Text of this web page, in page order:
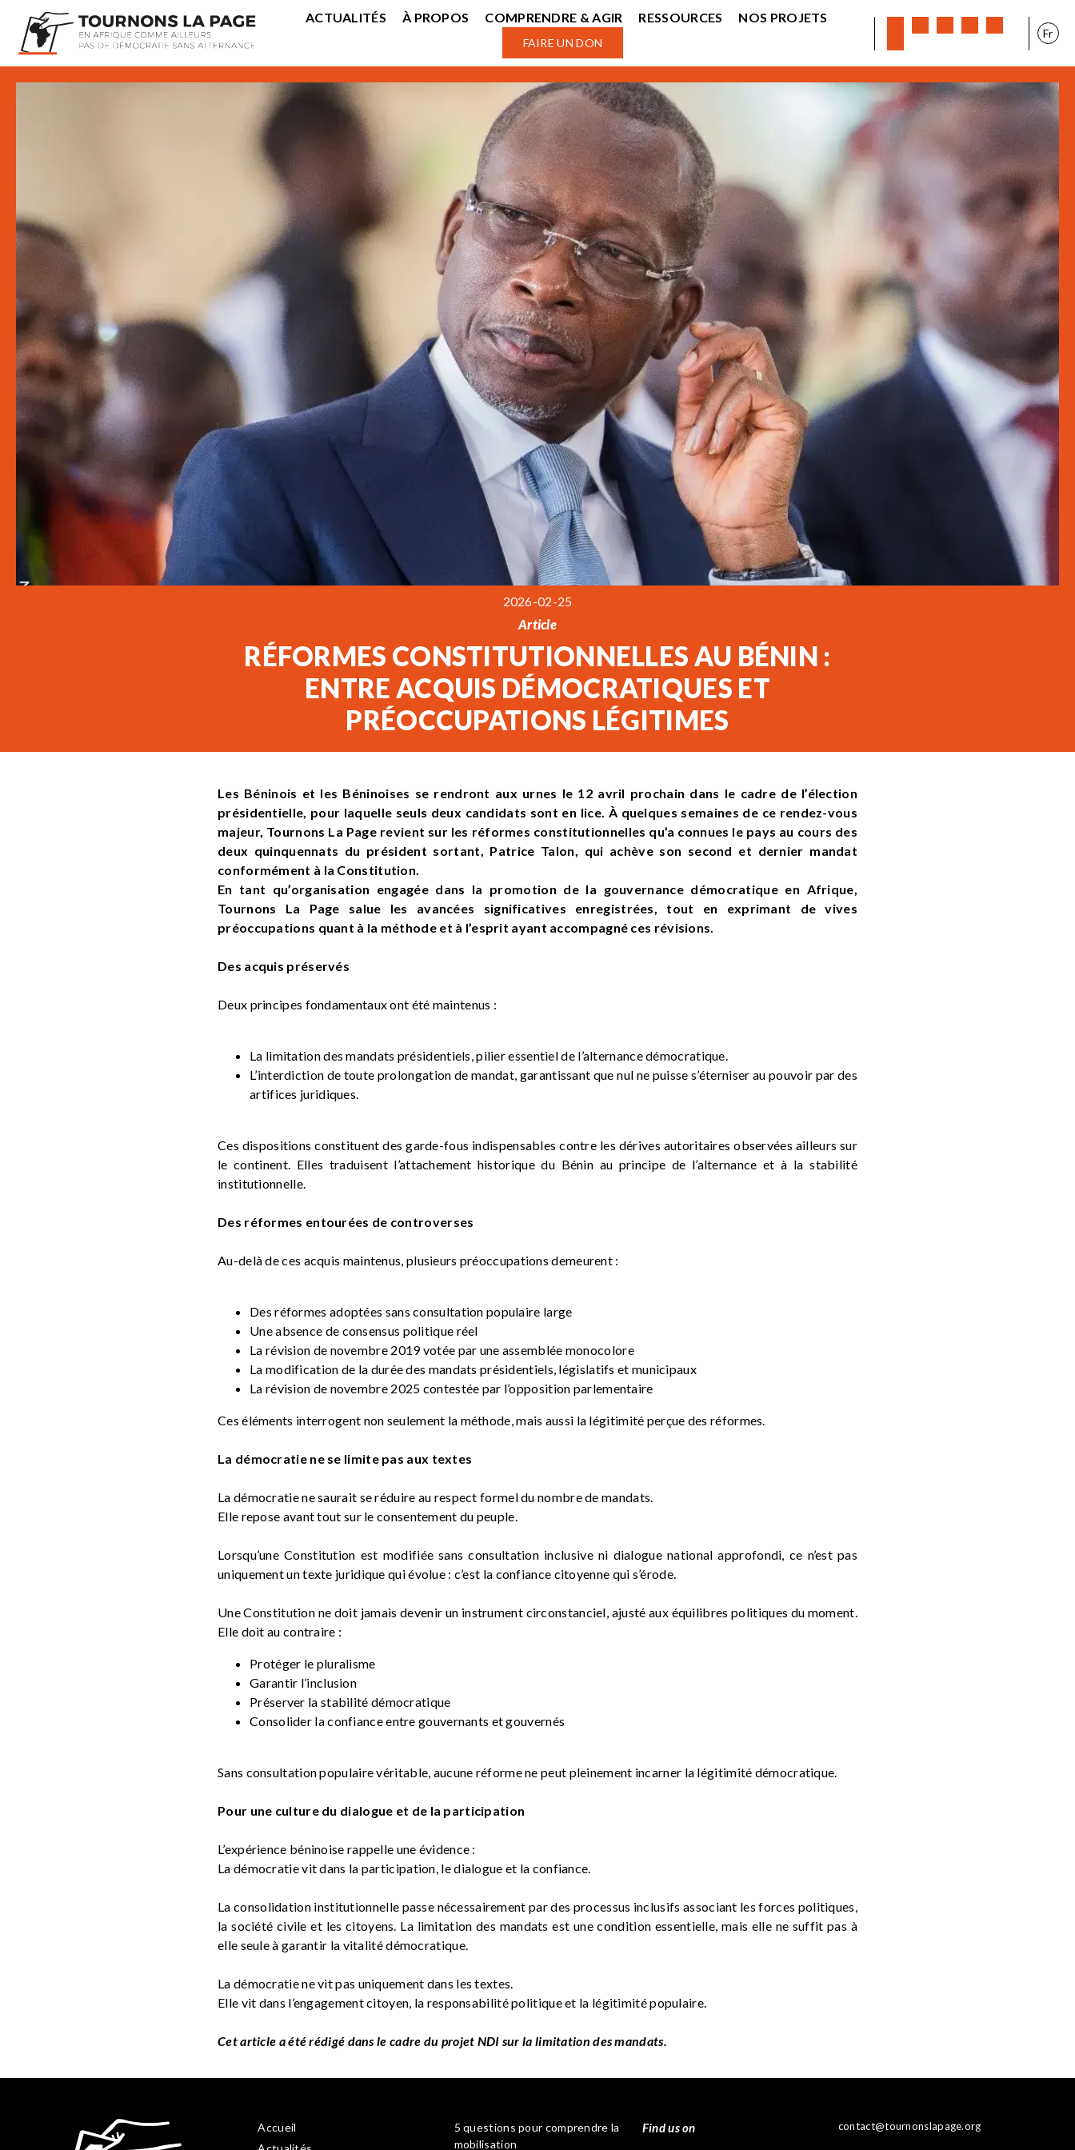
ACTUALITÉS À PROPOS COMPRENDRE & AGIR RESSOURCES NOS PROJETS
FAIRE UN DON
Fr
2026-02-25
Article
RÉFORMES CONSTITUTIONNELLES AU BÉNIN :
ENTRE ACQUIS DÉMOCRATIQUES ET
PRÉOCCUPATIONS LÉGITIMES
Les Béninois et les Béninoises se rendront aux urnes le 12 avril prochain dans le cadre de l’élection
présidentielle, pour laquelle seuls deux candidats sont en lice. À quelques semaines de ce rendez-vous
majeur, Tournons La Page revient sur les réformes constitutionnelles qu’a connues le pays au cours des
deux quinquennats du président sortant, Patrice Talon, qui achève son second et dernier mandat
conformément à la Constitution.
En tant qu’organisation engagée dans la promotion de la gouvernance démocratique en Afrique,
Tournons La Page salue les avancées significatives enregistrées, tout en exprimant de vives
préoccupations quant à la méthode et à l’esprit ayant accompagné ces révisions.
Des acquis préservés
Deux principes fondamentaux ont été maintenus :
La limitation des mandats présidentiels, pilier essentiel de l’alternance démocratique.
L’interdiction de toute prolongation de mandat, garantissant que nul ne puisse s’éterniser au pouvoir par des
artifices juridiques.
Ces dispositions constituent des garde-fous indispensables contre les dérives autoritaires observées ailleurs sur
le continent. Elles traduisent l’attachement historique du Bénin au principe de l’alternance et à la stabilité
institutionnelle.
Des réformes entourées de controverses
Au-delà de ces acquis maintenus, plusieurs préoccupations demeurent :
Des réformes adoptées sans consultation populaire large
Une absence de consensus politique réel
La révision de novembre 2019 votée par une assemblée monocolore
La modification de la durée des mandats présidentiels, législatifs et municipaux
La révision de novembre 2025 contestée par l’opposition parlementaire
Ces éléments interrogent non seulement la méthode, mais aussi la légitimité perçue des réformes.
La démocratie ne se limite pas aux textes
La démocratie ne saurait se réduire au respect formel du nombre de mandats.
Elle repose avant tout sur le consentement du peuple.
Lorsqu’une Constitution est modifiée sans consultation inclusive ni dialogue national approfondi, ce n’est pas
uniquement un texte juridique qui évolue : c’est la confiance citoyenne qui s’érode.
Une Constitution ne doit jamais devenir un instrument circonstanciel, ajusté aux équilibres politiques du moment.
Elle doit au contraire :
Protéger le pluralisme
Garantir l’inclusion
Préserver la stabilité démocratique
Consolider la confiance entre gouvernants et gouvernés
Sans consultation populaire véritable, aucune réforme ne peut pleinement incarner la légitimité démocratique.
Pour une culture du dialogue et de la participation
L’expérience béninoise rappelle une évidence :
La démocratie vit dans la participation, le dialogue et la confiance.
La consolidation institutionnelle passe nécessairement par des processus inclusifs associant les forces politiques,
la société civile et les citoyens. La limitation des mandats est une condition essentielle, mais elle ne suffit pas à
elle seule à garantir la vitalité démocratique.
La démocratie ne vit pas uniquement dans les textes.
Elle vit dans l’engagement citoyen, la responsabilité politique et la légitimité populaire.
Cet article a été rédigé dans le cadre du projet NDI sur la limitation des mandats.
Accueil
5 questions pour comprendre la
mobilisation
Find us on contact@tournonslapage.org